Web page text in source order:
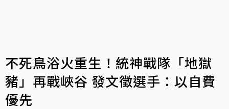
不死鳥浴火重生！統神戰隊「地獄
豬」再戰峽谷 發文徵選手：以自費
優先